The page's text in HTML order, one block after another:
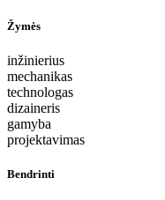
Žymės
inžinierius
mechanikas
technologas
dizaineris
gamyba
projektavimas
Bendrinti